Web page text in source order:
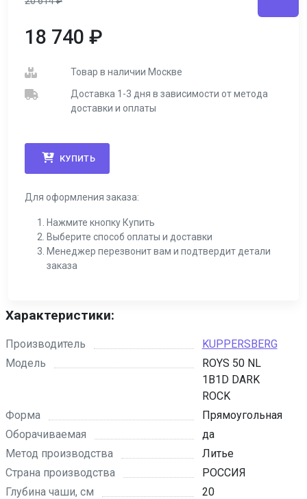
18 740 ₽
Товар в наличии Москве
Доставка 1-3 дня в зависимости от метода
доставки и оплаты
КУПИТЬ
Для оформления заказа:
Нажмите кнопку Купить
Выберите способ оплаты и доставки
Менеджер перезвонит вам и подтвердит детали
заказа
Характеристики:
Производитель
KUPPERSBERG
Модель
ROYS 50 NL
1B1D DARK
ROCK
Форма
Прямоугольная
Оборачиваемая
да
Метод производства
Литье
Страна производства
РОССИЯ
Глубина чаши, см
20